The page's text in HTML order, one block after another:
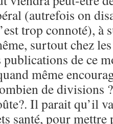
(autrefois on
trop connoté), à
surtout chez
publications de ce
même
de divisions
Il parait qu’il
santé, pour